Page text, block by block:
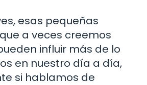
esas pequeñas
a veces creemos
influir más de lo
en nuestro día a día,
si hablamos de